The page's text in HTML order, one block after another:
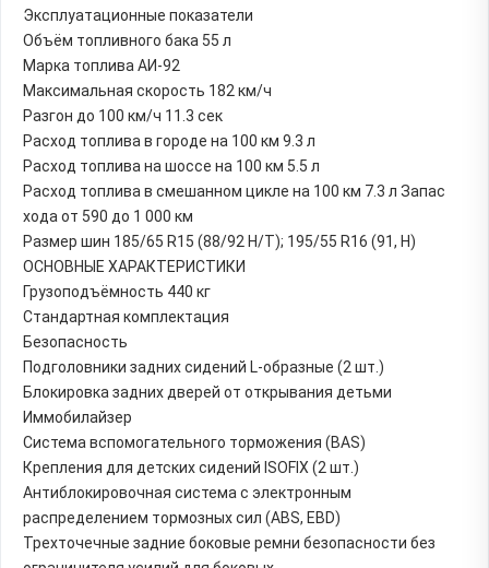
Эксплуатационные показатели
Объём топливного бака 55 л
Марка топлива АИ-92
Максимальная скорость 182 км/ч
Разгон до 100 км/ч 11.3 сек
Расход топлива в городе на 100 км 9.3 л
Расход топлива на шоссе на 100 км 5.5 л
Расход топлива в смешанном цикле на 100 км 7.3 л Запас
хода от 590 до 1 000 км
Размер шин 185/65 R15 (88/92 H/T); 195/55 R16 (91, H)
ОСНОВНЫЕ ХАРАКТЕРИСТИКИ
Грузоподъёмность 440 кг
Стандартная комплектация
Безопасность
Подголовники задних сидений L-образные (2 шт.)
Блокировка задних дверей от открывания детьми
Иммобилайзер
Система вспомогательного торможения (BAS)
Крепления для детских сидений ISOFIX (2 шт.)
Антиблокировочная система с электронным
распределением тормозных сил (ABS, EBD)
Трехточечные задние боковые ремни безопасности без